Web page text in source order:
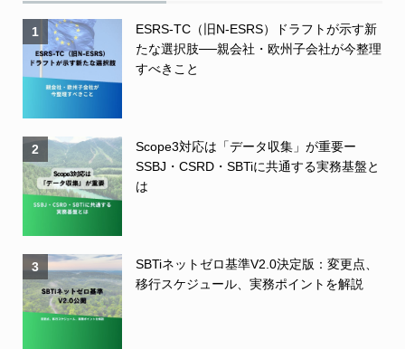
1
ESRS-TC（旧N-ESRS）ドラフトが示す新
たな選択肢──親会社・欧州子会社が今整理
すべきこと
2
Scope3対応は「データ収集」が重要ー
SSBJ・CSRD・SBTiに共通する実務基盤と
は
3
SBTiネットゼロ基準V2.0決定版：変更点、
移行スケジュール、実務ポイントを解説